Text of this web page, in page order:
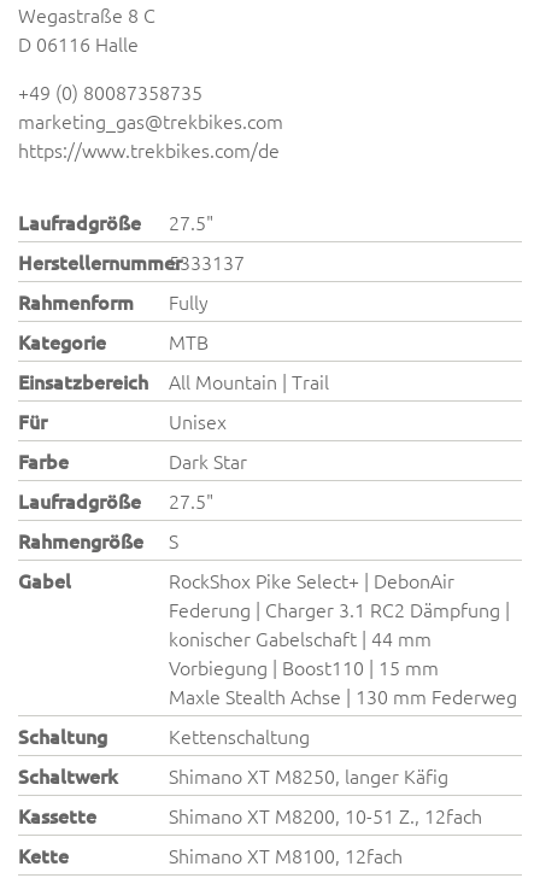
Wegastraße 8 C
D 06116 Halle
+49 (0) 80087358735
marketing_gas@trekbikes.com
https://www.trekbikes.com/de
Laufradgröße
27.5"
Herstellernummer5333137
Rahmenform
Fully
Kategorie
MTB
Einsatzbereich
All Mountain | Trail
Für
Unisex
Farbe
Dark Star
Laufradgröße
27.5"
Rahmengröße
S
Gabel
RockShox Pike Select+ | DebonAir
Federung | Charger 3.1 RC2 Dämpfung |
konischer Gabelschaft | 44 mm
Vorbiegung | Boost110 | 15 mm
Maxle Stealth Achse | 130 mm Federweg
Schaltung
Kettenschaltung
Schaltwerk
Shimano XT M8250, langer Käfig
Kassette
Shimano XT M8200, 10-51 Z., 12fach
Kette
Shimano XT M8100, 12fach